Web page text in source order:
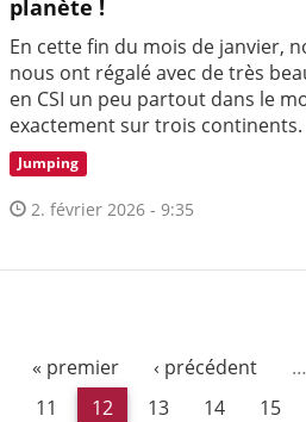
planète !
En cette fin du mois de janvier,
nous ont régalé avec de très
en CSI un peu partout dans le
exactement sur trois continents.
Jumping
2. février 2026 - 9:35
« premier ‹ précédent …
11
12 13 14 15